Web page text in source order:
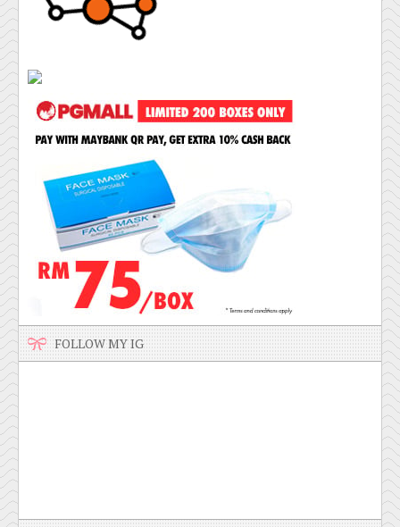
FOLLOW MY IG